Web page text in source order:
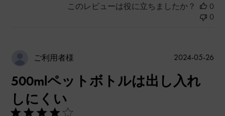
このレビューは役に立ちましたか？
0
0
ご利用者様
500mlペットボトルは出し入れ
しにくい
公
2024-05-26